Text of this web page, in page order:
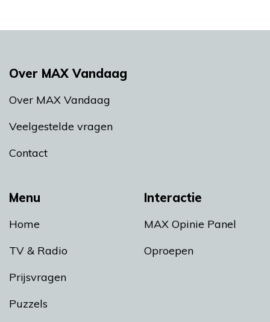
Menu
Home
TV & Radio
Prijsvragen
Puzzels
Interactie
MAX Opinie Panel
Oproepen
Over MAX Vandaag
Over MAX Vandaag
Veelgestelde vragen
Contact